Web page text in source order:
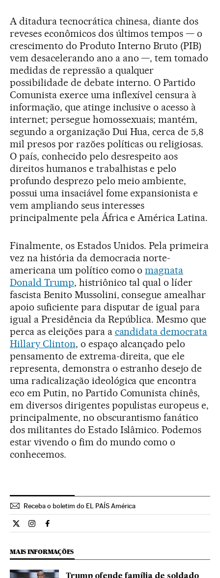
A ditadura tecnocrática chinesa, diante dos
reveses econômicos dos últimos tempos — o
crescimento do Produto Interno Bruto (PIB)
vem desacelerando ano a ano —, tem tomado
medidas de repressão a qualquer
possibilidade de debate interno. O Partido
Comunista exerce uma inflexível censura à
informação, que atinge inclusive o acesso à
internet; persegue homossexuais; mantém,
segundo a organização Dui Hua, cerca de 5,8
mil presos por razões políticas ou religiosas.
O país, conhecido pelo desrespeito aos
direitos humanos e trabalhistas e pelo
profundo desprezo pelo meio ambiente,
possui uma insaciável fome expansionista e
vem ampliando seus interesses
principalmente pela África e América Latina.
Finalmente, os Estados Unidos. Pela primeira
vez na história da democracia norte-
americana um político como omagnata
Donald Trump, histriônico tal qual o líder
fascista Benito Mussolini, consegue amealhar
apoio suficiente para disputar de igual para
igual a Presidência da República. Mesmo que
perca as eleições para a candidata democrata
Hillary Clinton, o espaço alcançado pelo
pensamento de extrema-direita, que ele
representa, demonstra o estranho desejo de
uma radicalização ideológica que encontra
eco em Putin, no Partido Comunista chinês,
em diversos dirigentes populistas europeus e,
principalmente, no obscurantismo fanático
dos militantes do Estado Islâmico. Podemos
estar vivendo o fim do mundo como o
conhecemos.
Receba o boletim do EL PAÍS América
Opiniao El País Brasil en Twitter
Opiniao El País Brasil en Instagram
Opiniao El País Brasil en Facebook
MAIS INFORMAÇÕES